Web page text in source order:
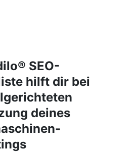
SEO-
hilft dir bei
deines